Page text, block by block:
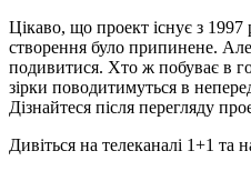
Цікаво, що проект існує з
створення було припинене.
подивитися. Хто ж побуває в
зірки поводитимуться в
Дізнайтеся після перегляду
Дивіться на телеканалі 1+1 та